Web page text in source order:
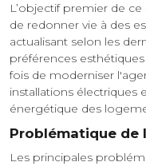
L’objectif premier de
de redonner vie à des
actualisant selon les
préférences
fois de moderniser
installations électriques
énergétique des
Problématique de
Les principales